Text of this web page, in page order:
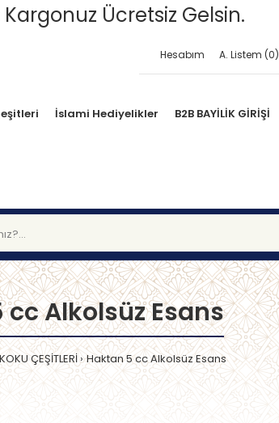
Kargonuz Ücretsiz Gelsin.
Hesabım A. Listem (0)
İslami Hediyelikler B2B BAYİLİK GİRİŞİ
Alkolsüz Esans
ÇEŞİTLERİ Haktan 5 cc Alkolsüz Esans